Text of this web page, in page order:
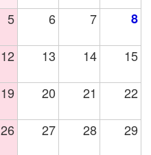
5 6 7 8
12 13 14 15
19 20 21 22
26 27 28 29